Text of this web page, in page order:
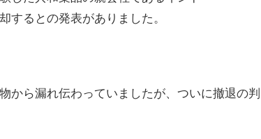
するとの発表がありました。
から漏れ伝わっていましたが、ついに撤退の判